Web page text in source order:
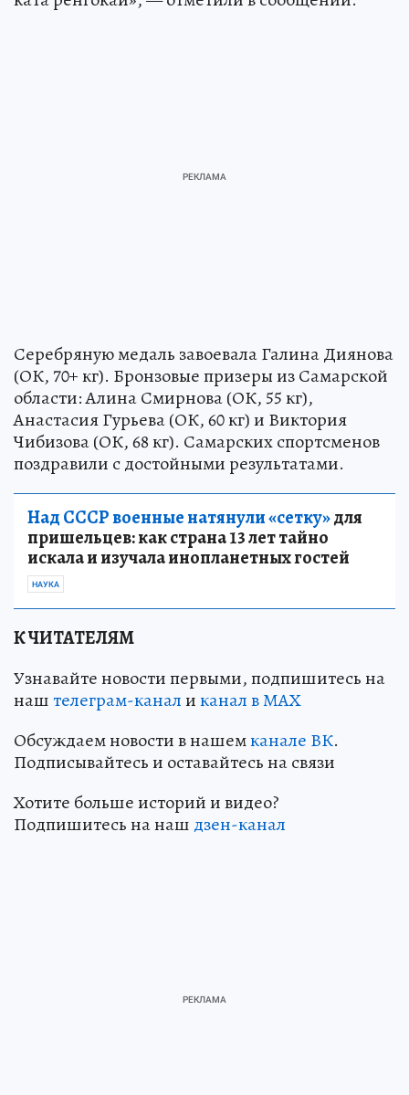
Серебряную медаль завоевала Галина Диянова
(ОК, 70+ кг). Бронзовые призеры из Самарской
области: Алина Смирнова (ОК, 55 кг),
Анастасия Гурьева (ОК, 60 кг) и Виктория
Чибизова (ОК, 68 кг). Самарских спортсменов
поздравили с достойными результатами.
Над СССР военные натянули «сетку»для
пришельцев: как страна 13 лет тайно
искала и изучала инопланетных гостей
НАУКА
К ЧИТАТЕЛЯМ
Узнавайте новости первыми, подпишитесь на
наштелеграм-каналиканал в МАХ
Обсуждаем новости в нашемканале ВК.
Подписывайтесь и оставайтесь на связи
Хотите больше историй и видео?
Подпишитесь на наш дзен-канал